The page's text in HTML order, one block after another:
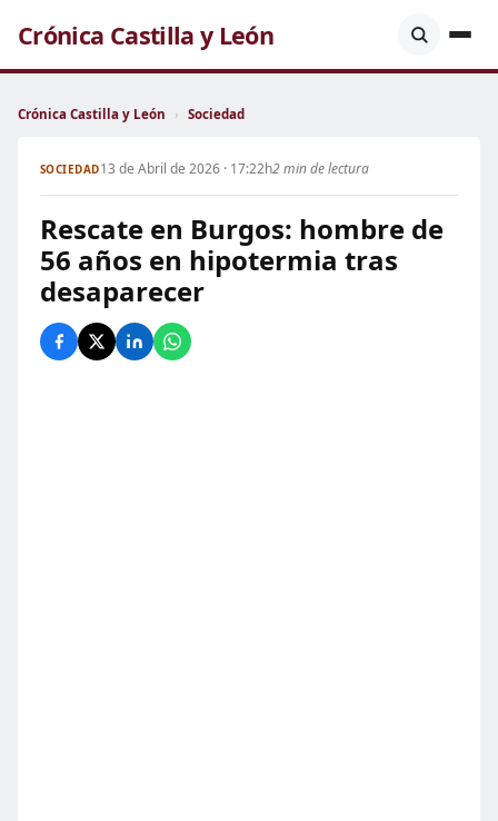
Crónica Castilla y León
Crónica Castilla y León › Sociedad
SOCIEDAD13 de Abril de 2026 · 17:22h2 min de lectura
Rescate en Burgos: hombre de
56 años en hipotermia tras
desaparecer